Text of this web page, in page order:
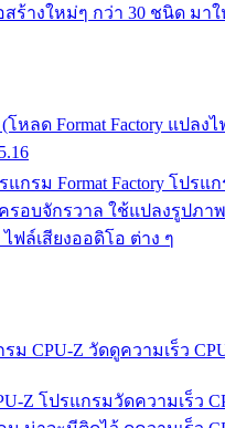
สร้างใหม่ๆ กว่า 30 ชนิด มา
(โหลด Format Factory แปลง
กรม Format Factory โปรแ
รอบจักรวาล ใช้แปลงรูปภา
ฟล์เสียงออดิโอ ต่าง ๆ
รม CPU-Z วัดดูความเร็ว
Z โปรแกรมวัดความเร็ว